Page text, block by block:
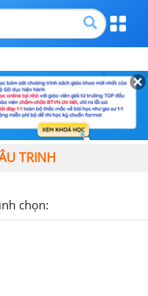
TRINH
chọn: